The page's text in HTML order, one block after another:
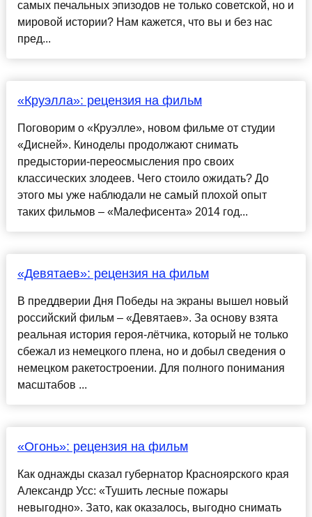
самых печальных эпизодов не только советской, но и
мировой истории? Нам кажется, что вы и без нас
пред...
«Круэлла»: рецензия на фильм
Поговорим о «Круэлле», новом фильме от студии
«Дисней». Киноделы продолжают снимать
предыстории-переосмысления про своих
классических злодеев. Чего стоило ожидать? До
этого мы уже наблюдали не самый плохой опыт
таких фильмов – «Малефисента» 2014 год...
«Девятаев»: рецензия на фильм
В преддверии Дня Победы на экраны вышел новый
российский фильм – «Девятаев». За основу взята
реальная история героя-лётчика, который не только
сбежал из немецкого плена, но и добыл сведения о
немецком ракетостроении. Для полного понимания
масштабов ...
«Огонь»: рецензия на фильм
Как однажды сказал губернатор Красноярского края
Александр Усс: «Тушить лесные пожары
невыгодно». Зато, как оказалось, выгодно снимать